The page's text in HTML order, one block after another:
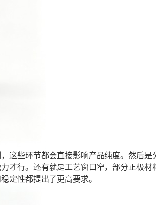
这些环节都会直接影响产品纯度。然后是
才行。还有就是工艺窗口窄，部分正极材
定性都提出了更高要求。